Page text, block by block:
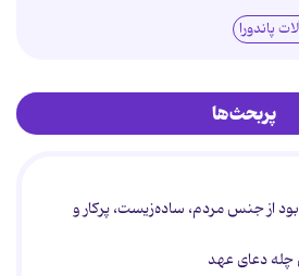
پاندورا
پربحث‌ها
از جنس مردم، ساده‌زیست، پرکار و
دعای عهد